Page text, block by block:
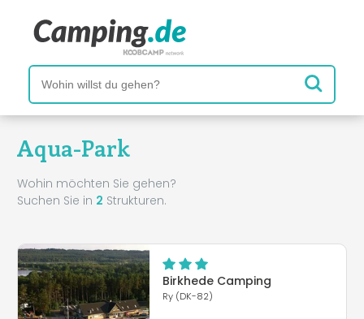
Aqua-Park
Wohin möchten Sie gehen?
Suchen Sie in 2 Strukturen.
Birkhede Camping
Ry (DK-82)